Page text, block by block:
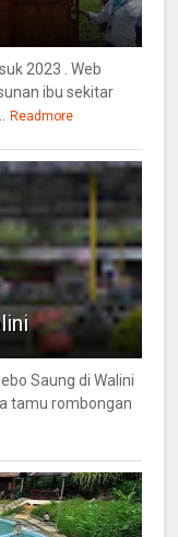
2023 . Web
ibu sekitar
Readmore
Saung di Walini
tamu rombongan